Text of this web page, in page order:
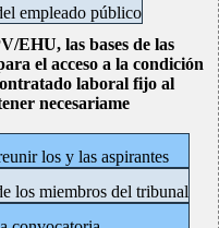
empleado público
EHU, las bases de las
el acceso a la condición
laboral fijo al
necesariame
los y las aspirantes
los miembros del tribunal